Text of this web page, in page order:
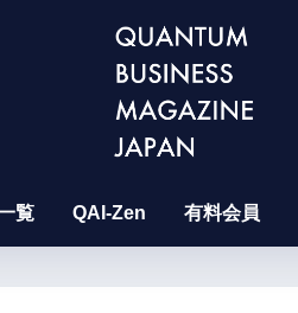
覧 QAI-Zen 有料会員